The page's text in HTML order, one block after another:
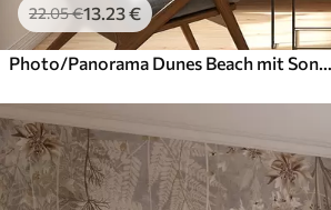
22.05€13 .23€